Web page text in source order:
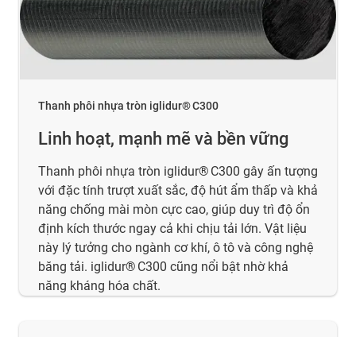
Thanh phôi nhựa tròn iglidur® C300
Linh hoạt, mạnh mẽ và bền vững
Thanh phôi nhựa tròn iglidur® C300 gây ấn tượng
với đặc tính trượt xuất sắc, độ hút ẩm thấp và khả
năng chống mài mòn cực cao, giúp duy trì độ ổn
định kích thước ngay cả khi chịu tải lớn. Vật liệu
này lý tưởng cho ngành cơ khí, ô tô và công nghệ
băng tải. iglidur® C300 cũng nổi bật nhờ khả
năng kháng hóa chất.